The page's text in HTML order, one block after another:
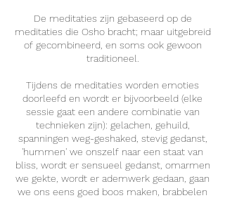
De meditaties zijn gebaseerd op de
meditaties die Osho bracht; maar uitgebreid
of gecombineerd, en soms ook gewoon
traditioneel.
Tijdens de meditaties worden emoties
doorleefd en wordt er bijvoorbeeld (elke
sessie gaat een andere combinatie van
technieken zijn): gelachen, gehuild,
spanningen weg-geshaked, stevig gedanst,
'hummen' we onszelf naar een staat van
bliss, wordt er sensueel gedanst, omarmen
we gekte, wordt er ademwerk gedaan, gaan
we ons eens goed boos maken, brabbelen